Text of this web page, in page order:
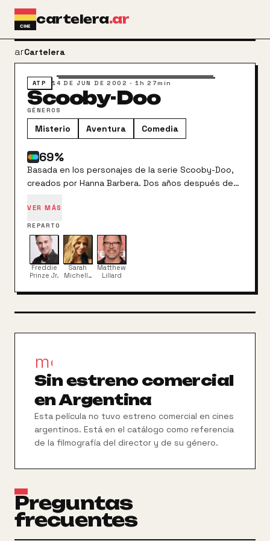
Ir al contenido principal
cartelera.ar
arrow_back
Cartelera
ATP 14 DE JUN DE 2002 ·1h 27min
Scooby-Doo
GÉNEROS
Misterio Aventura Comedia
69%
Basada en los personajes de la serie Scooby-Doo,
creados por Hanna Barbera. Dos años después de
cerrar sus puertas, Scooby-Doo y sus avispados
amigos son llamados individualmente a Spooky
Island para investigar una serie de incidentes
paranormales en el parque de atracciones. El
propietario de Spooky Island, Emile Mondavarious
trata de volver a unir a los jóvenes para que
resuelvan el misterio antes de que su secreto
universitarios que lo frecuentan.
VER MÁS
REPARTO
Freddie
Prinze Jr.
Sarah
Michelle
Matthew
Lillard
movie_filter
Sin estreno comercial
en Argentina
Esta película no tuvo estreno comercial en cines
argentinos. Está en el catálogo como referencia
de la filmografía del director y de su género.
Preguntas
frecuentes